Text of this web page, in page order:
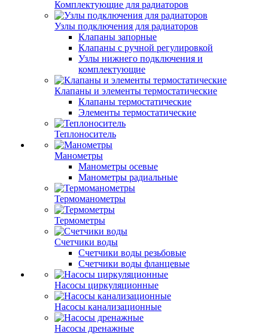
Комплектующие для радиаторов
Узлы подключения для радиаторов
Клапаны запорные
Клапаны с ручной регулировкой
Узлы нижнего подключения и
комплектующие
Клапаны и элементы термостатические
Клапаны термостатические
Элементы термостатические
Теплоноситель
Манометры
Манометры осевые
Манометры радиальные
Термоманометры
Термометры
Счетчики воды
Счетчики воды резьбовые
Счетчики воды фланцевые
Насосы циркуляционные
Насосы канализационные
Насосы дренажные